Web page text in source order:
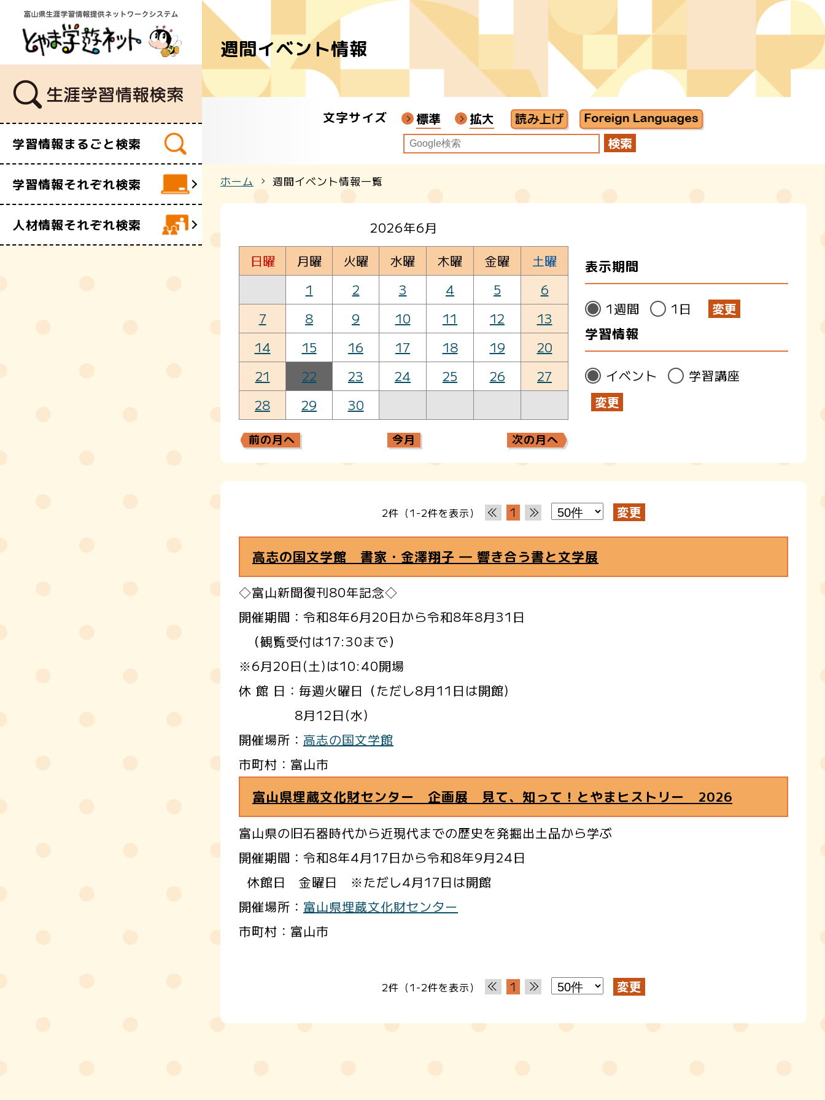
学習情報まるごと検索
学習情報それぞれ検索
学習講座
人材情報それぞれ検索
講師・指導者
ボランティア
週間イベント情報
文字サイズ 標準 拡大
ホーム 週間イベント情報一覧
2026年6月
日曜
月曜 火曜 水曜 木曜 金曜
土曜
1
2 3 4 5
6
7
8 9 10 11 12
13
14
15 16 17 18 19
20
21
22 23 24 25 26
27
28
29 30
前の月へ 今月 次の月へ
表示期間
1週間 1日
学習情報
イベント 学習講座
2件（1-2件を表示） 1
高志の国文学館 書家・金澤翔子 ― 響き合う書と文学展
◇富山新聞復刊80年記念◇
開催期間：令和8年6月20日から令和8年8月31日
（観覧受付は17:30まで）
※6月20日(土)は10:40開場
休 館 日：毎週火曜日（ただし8月11日は開館)
8月12日(水)
開催場所： 高志の国文学館
市町村：富山市
富山県埋蔵文化財センター 企画展 見て、知って！とやまヒストリー 2026
富山県の旧石器時代から近現代までの歴史を発掘出土品から学ぶ
開催期間：令和8年4月17日から令和8年9月24日
休館日 金曜日 ※ただし4月17日は開館
開催場所： 富山県埋蔵文化財センター
市町村：富山市
2件（1-2件を表示） 1